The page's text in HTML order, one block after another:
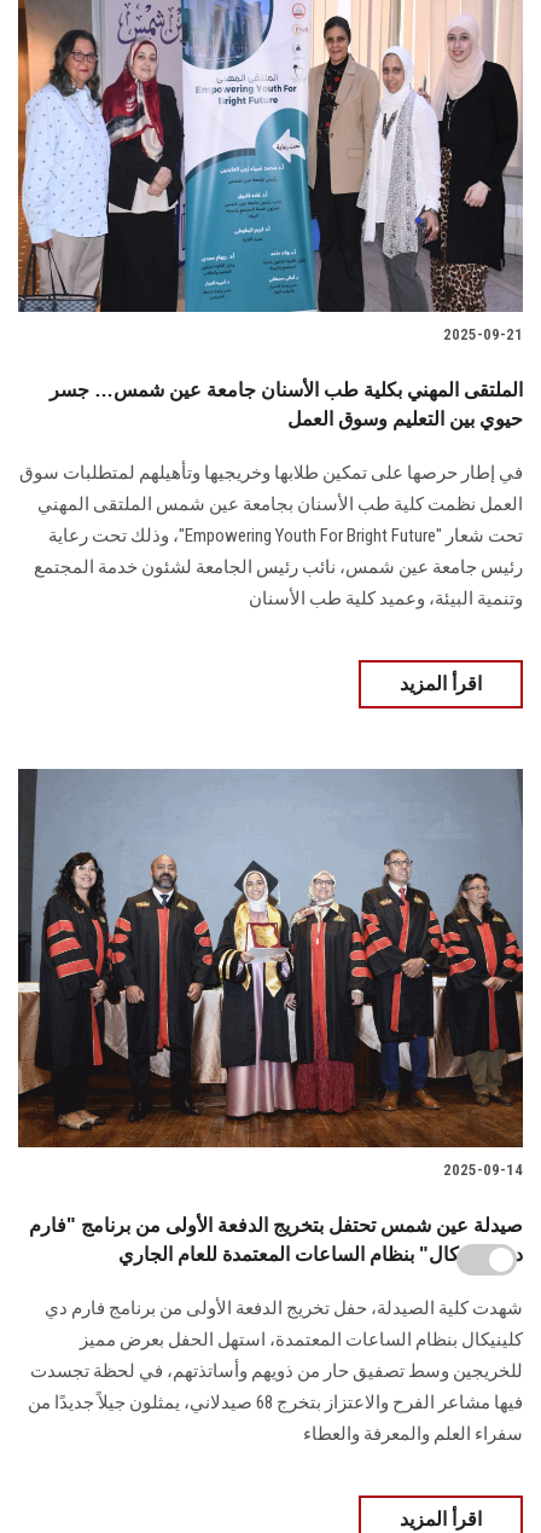
2025-09-21
الملتقى المهني بكلية طب الأسنان جامعة عين شمس… جسر
حيوي بين التعليم وسوق العمل
في إطار حرصها على تمكين طلابها وخريجيها وتأهيلهم لمتطلبات سوق
العمل نظمت كلية طب الأسنان بجامعة عين شمس الملتقى المهني
تحت شعار "Empowering Youth For Bright Future"، وذلك تحت رعاية
رئيس جامعة عين شمس، نائب رئيس الجامعة لشئون خدمة المجتمع
وتنمية البيئة، وعميد كلية طب الأسنان
اقرأ المزيد
2025-09-14
صيدلة عين شمس تحتفل بتخريج الدفعة الأولى من برنامج "فارم
دي كلينيكال" بنظام الساعات المعتمدة للعام الجاري
شهدت كلية الصيدلة، حفل تخريج الدفعة الأولى من برنامج فارم دي
كلينيكال بنظام الساعات المعتمدة، استهل الحفل بعرض مميز
للخريجين وسط تصفيق حار من ذويهم وأساتذتهم، في لحظة تجسدت
فيها مشاعر الفرح والاعتزاز بتخرج 68 صيدلاني، يمثلون جيلاً جديدًا من
سفراء العلم والمعرفة والعطاء
اقرأ المزيد